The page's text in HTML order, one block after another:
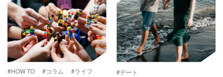
#HOW TO #コラム #ライフ #デート